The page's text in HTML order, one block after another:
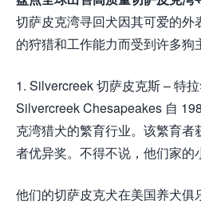
切萨皮克湾寻回犬因其可爱的外
的狩猎和工作能力而受到许多狗
1. Silvercreek 切萨皮克斯 – 特
Silvercreek Chesapeakes 自
克湾猎犬的繁育行业。该繁育者
者优异奖。不得不说，他们家的
他们的切萨皮克犬在美国养犬俱